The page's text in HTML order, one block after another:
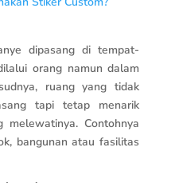
dipasang di tempat-
orang namun dalam
ruang yang tidak
tapi tetap menarik
melewatinya. Contohnya
bangunan atau fasilitas